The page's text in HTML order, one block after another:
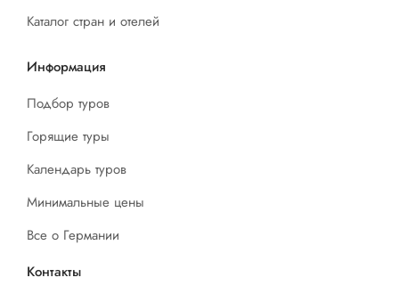
Каталог стран и отелей
Информация
Подбор туров
Горящие туры
Календарь туров
Минимальные цены
Все о Германии
Контакты